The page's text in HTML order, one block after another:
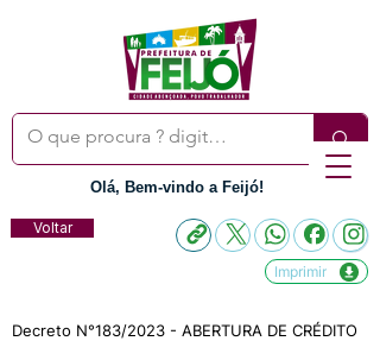
Olá, Bem-vindo a Feijó!
Voltar
Imprimir
Decreto N°183/2023 - ABERTURA DE CRÉDITO